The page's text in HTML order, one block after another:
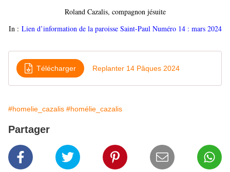
Roland Cazalis, compagnon jésuite
In : Lien d’information de la paroisse Saint-Paul Numéro 14 : mars 2024
Télécharger Replanter 14 Pâques 2024
#homelie_cazalis #homélie_cazalis
Partager